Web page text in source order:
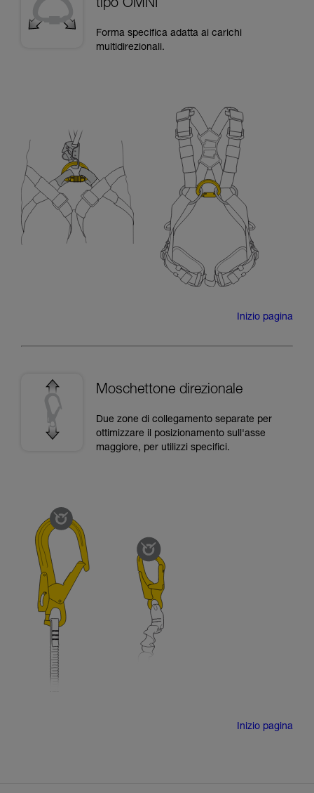
tipo OMNI
Forma specifica adatta ai carichi
multidirezionali.
Inizio pagina
Moschettone direzionale
Due zone di collegamento separate per
ottimizzare il posizionamento sull'asse
maggiore, per utilizzi specifici.
Inizio pagina